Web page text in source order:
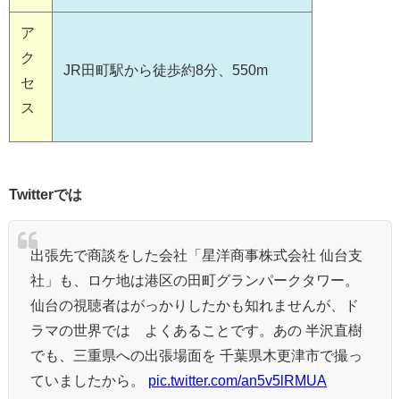
ア
ク
セ
ス
JR田町駅から徒歩約8分、550m
Twitterでは
出張先で商談をした会社「星洋商事株式会社 仙台支
社」も、ロケ地は港区の田町グランパークタワー。
仙台の視聴者はがっかりしたかも知れませんが、ド
ラマの世界では よくあることです。あの 半沢直樹
でも、三重県への出張場面を 千葉県木更津市で撮っ
ていましたから。 pic.twitter.com/an5v5lRMUA